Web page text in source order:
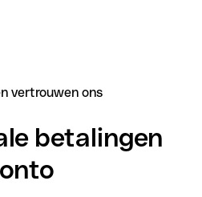
vertrouwen ons
betalingen